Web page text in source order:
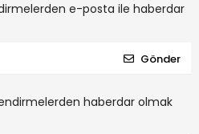
e-posta ile haberdar
Gönder
haberdar olmak